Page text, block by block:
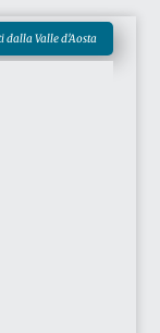
dalla Valle d'Aosta